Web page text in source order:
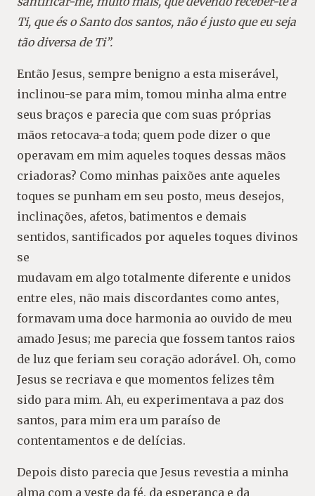
Ti, que és o Santo dos santos, não é justo queeu seja
tão diversa de Ti”.
Então Jesus, sempre benigno a esta miserável,
inclinou-se para mim, tomou minha alma entre
seus braços e parecia que com suas próprias
mãos retocava-a toda; quem pode dizer o que
operavam em mim aqueles toques dessas mãos
criadoras? Como minhas paixões ante aqueles
toques se punham em seu posto, meus desejos,
inclinações, afetos, batimentos e demais
sentidos, santificados por aqueles toques divinos
se
mudavam em algo totalmente diferente e unidos
entre eles, não mais discordantes como antes,
formavam uma doce harmonia ao ouvido de meu
amado Jesus; me parecia que fossem tantos raios
de luz que feriam seu coração adorável. Oh, como
Jesus se recriava e que momentos felizes têm
sido para mim. Ah, eu experimentava a paz dos
santos, para mim era um paraíso de
contentamentos e de delícias.
Depois disto parecia que Jesus revestia a minha
alma com a veste da fé, da esperança e da